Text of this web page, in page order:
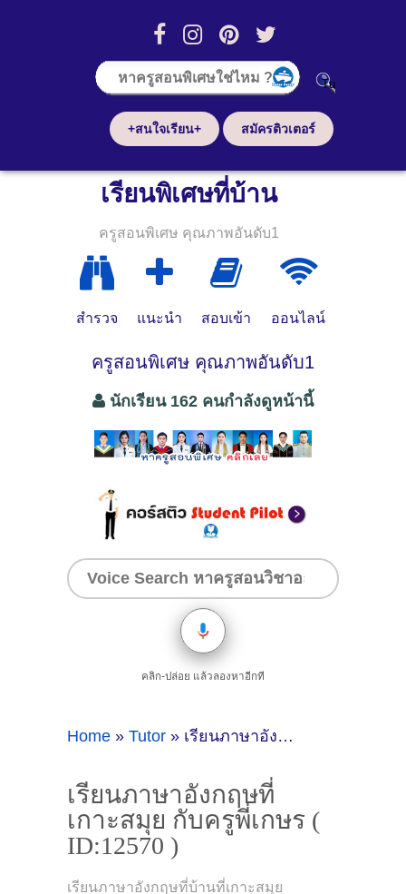
+สนใจเรียน+ สมัครติวเตอร์
เรียนพิเศษที่บ้าน
ครูสอนพิเศษ คุณภาพอันดับ1
สำรวจ แนะนำ สอบเข้า ออนไลน์
ครูสอนพิเศษ คุณภาพอันดับ1
นักเรียน 162 คนกำลังดูหน้านี้
คลิก-ปล่อย แล้วลองหาอีกที
Home » Tutor » เรียนภาษาอังกฤษที่เกาะสมุย กับครูพี่เกษร ( ID:12570 )
เรียนภาษาอังกฤษที่
เกาะสมุย กับครูพี่เกษร (
ID:12570 )
เรียนภาษาอังกฤษที่บ้านที่เกาะสมุย